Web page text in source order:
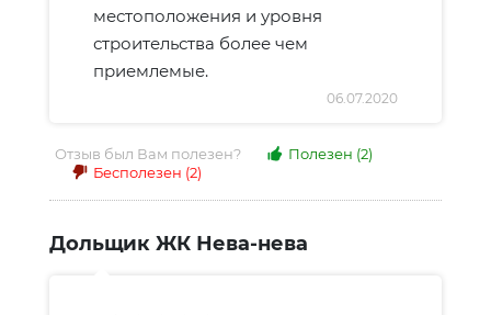
местоположения и уровня
строительства более чем
приемлемые.
06.07.2020
Отзыв был Вам полезен? Полезен (2)
Бесполезен (2)
Дольщик ЖК Нева-нева